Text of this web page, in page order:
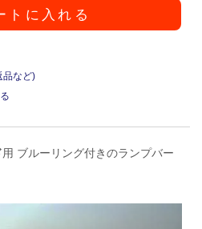
トに入れる
品など)
用 ブルーリング付きのランプバー